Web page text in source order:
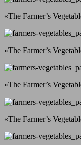
«The Farmer’s
«The Farmer’s
«The Farmer’s
«The Farmer’s